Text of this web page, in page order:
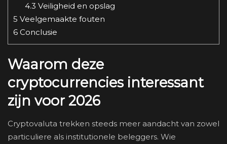
4.3 Veiligheid en opslag
5 Veelgemaakte fouten
6 Conclusie
Waarom deze
cryptocurrencies interessant
zijn voor 2026
Cryptovaluta trekken steeds meer aandacht van zowel
particuliere als institutionele beleggers. Wie